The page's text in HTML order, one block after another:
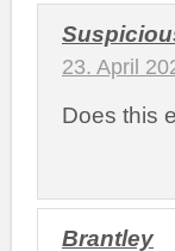
23. April
Does this
Brantley